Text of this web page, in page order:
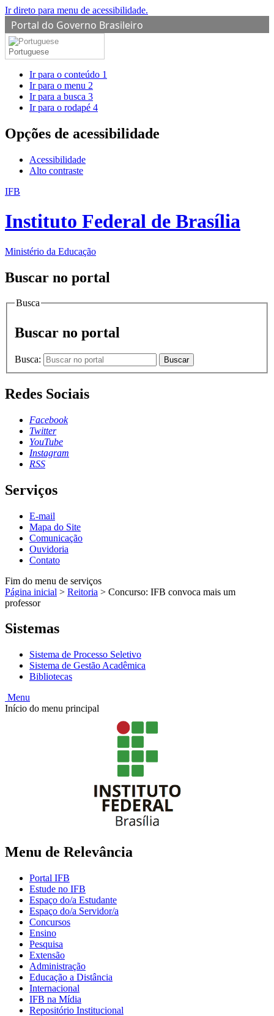
Ir direto para menu de acessibilidade.
Portal do Governo Brasileiro
Portuguese
Ir para o conteúdo 1
Ir para o menu 2
Ir para a busca 3
Ir para o rodapé 4
Opções de acessibilidade
Acessibilidade
Alto contraste
IFB
Instituto Federal de Brasília
Ministério da Educação
Buscar no portal
Busca
Buscar no portal
Busca: Buscar
Redes Sociais
Facebook
Twitter
YouTube
Instagram
RSS
Serviços
E-mail
Mapa do Site
Comunicação
Ouvidoria
Contato
Fim do menu de serviços
Página inicial > Reitoria > Concurso: IFB convoca mais um
professor
Sistemas
Sistema de Processo Seletivo
Sistema de Gestão Acadêmica
Bibliotecas
Menu
Início do menu principal
Menu de Relevância
Portal IFB
Estude no IFB
Espaço do/a Estudante
Espaço do/a Servidor/a
Concursos
Ensino
Pesquisa
Extensão
Administração
Educação a Distância
Internacional
IFB na Mídia
Repositório Institucional